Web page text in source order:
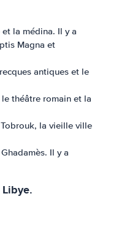
la médina. Il y a
Magna et
antiques et le
théâtre romain et la
la vieille ville
Il y a